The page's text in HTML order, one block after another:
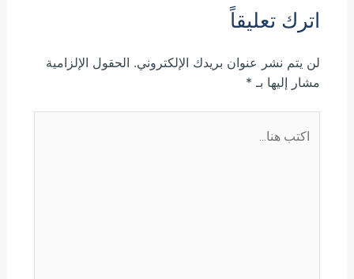
اترك تعليقاً
لن يتم نشر عنوان بريدك الإلكتروني. الحقول الإلزامية
مشار إليها بـ *
هنا...